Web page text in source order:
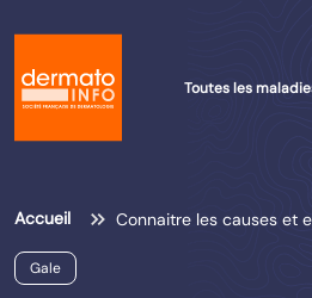
Toutes les
Accueil Connaitre les causes et
Gale